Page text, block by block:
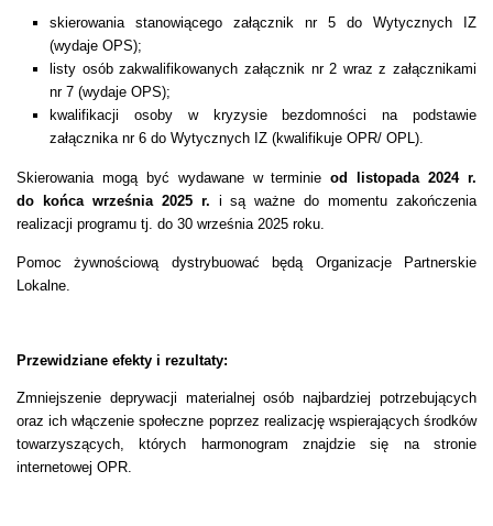
skierowania stanowiącego załącznik nr 5 do Wytycznych IZ
(wydaje OPS);
listy osób zakwalifikowanych załącznik nr 2 wraz z załącznikami
nr 7 (wydaje OPS);
kwalifikacji osoby w kryzysie bezdomności na podstawie
załącznika nr 6 do Wytycznych IZ (kwalifikuje OPR/ OPL).
Skierowania mogą być wydawane w terminieod listopada 2024 r.
do końca września 2025 r. i są ważne do momentu zakończenia
realizacji programu tj. do 30 września 2025 roku.
Pomoc żywnościową dystrybuować będą Organizacje Partnerskie
Lokalne.
Przewidziane efekty i rezultaty:
Zmniejszenie deprywacji materialnej osób najbardziej potrzebujących
oraz ich włączenie społeczne poprzez realizację wspierających środków
towarzyszących, których harmonogram znajdzie się na stronie
internetowej OPR.